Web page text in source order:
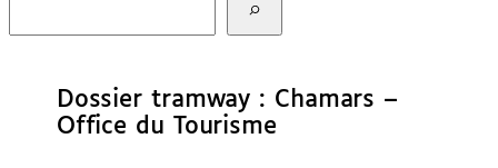
c
Dossier tramway : Chamars –
Office du Tourisme